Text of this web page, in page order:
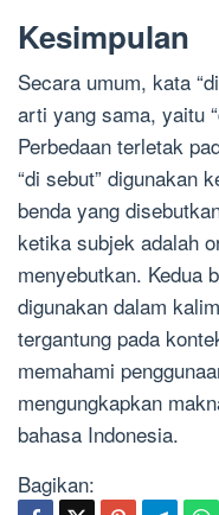
Kesimpulan
Secara umum, kata
arti yang sama, yaitu
Perbedaan terletak
“di sebut” digunakan
benda yang
ketika subjek adalah
menyebutkan. Kedua
digunakan dalam
tergantung pada
memahami
mengungkapkan
bahasa Indonesia.
Bagikan: